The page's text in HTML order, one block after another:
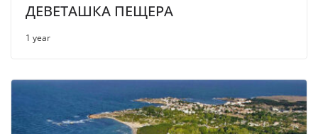
ДЕВЕТАШКА ПЕЩЕРА
1 year